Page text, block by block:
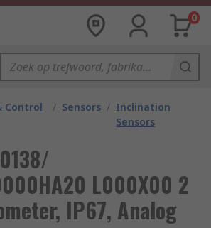
0
Control
/ Sensors / Inclination
Sensors
L000X00 2
IP67, Analog